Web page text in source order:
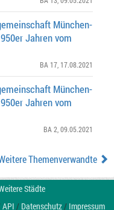
München-
Jahren vom
BA 17 , 17.08.2021
München-
Jahren vom
BA 2 , 09.05.2021
Themenverwandte
Städte
API / Datenschutz/ Impressum